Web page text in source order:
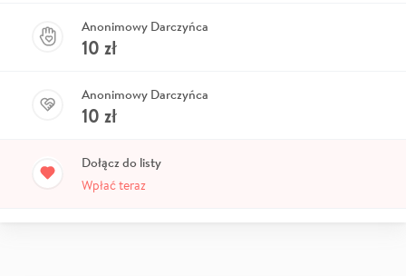
Anonimowy Darczyńca
10 zł
Anonimowy Darczyńca
10 zł
Dołącz do listy
Wpłać teraz